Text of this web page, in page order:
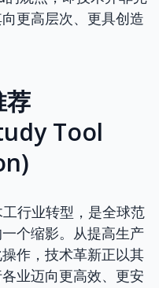
更高层次、更具创造
荐
Tool
行业转型，是全球范
个缩影。从提高生产
作，技术革新正以其
业迈向更高效、更安